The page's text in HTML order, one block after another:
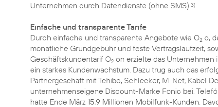
Unternehmen durch Datendienste (ohne SMS).3)
Einfache und transparente Tarife
Durch einfache und transparente Angebote wie O2 o,
monatliche Grundgebühr und feste Vertragslaufzeit,
Geschäftskundentarif O2 on erzielte das Unternehmen
ein starkes Kundenwachstum. Dazu trug auch das
Partnergeschäft mit Tchibo, Schlecker, M-Net, Kabel
unternehmenseigene Discount-Marke Fonic bei.
hatte Ende März 15,9 Millionen Mobilfunk-Kunden.